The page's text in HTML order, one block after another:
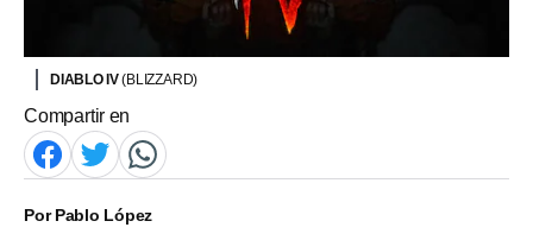
DIABLO IV(BLIZZARD)
Compartir en
PorPablo López